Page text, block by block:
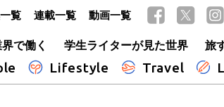
で働く
学生ライターが見た世界 旅
Lifestyle Travel
覧 連載一覧 動画一覧